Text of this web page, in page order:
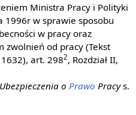
Ministra Pracy i Polityki
1996r w sprawie sposobu
w pracy oraz
zwolnień od pracy (Tekst
1632), art. 2982, Rozdział II,
Ubezpieczenia o Prawo Pracys.